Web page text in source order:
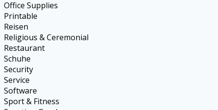
Office Supplies
Printable
Reisen
Religious & Ceremonial
Restaurant
Schuhe
Security
Service
Software
Sport & Fitness